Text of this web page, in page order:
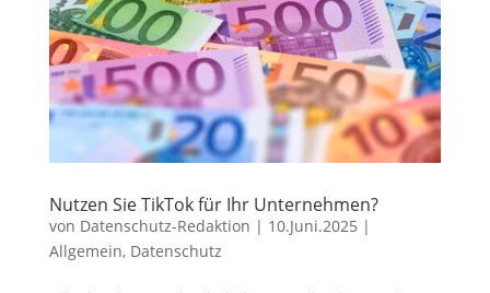
Nutzen Sie TikTok für Ihr Unternehmen?
von Datenschutz-Redaktion | 10.Juni.2025 |
Allgemein, Datenschutz